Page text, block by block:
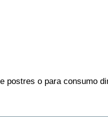
postres o para consumo